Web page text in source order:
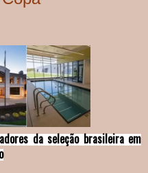
da seleção brasileira em